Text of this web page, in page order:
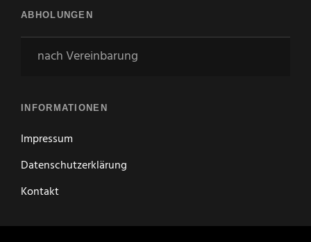
ABHOLUNGEN
nach Vereinbarung
INFORMATIONEN
Impressum
Datenschutzerklärung
Kontakt